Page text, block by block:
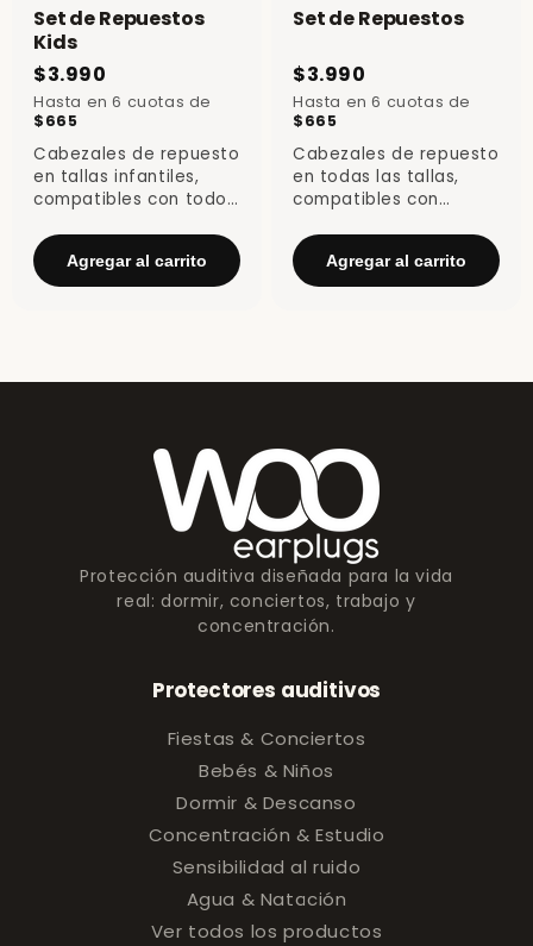
Set de Repuestos
Kids
$3.990
Hasta en 6 cuotas de
$665
Cabezales de repuesto
en tallas infantiles,
compatibles con todos
tapones Woo.
Agregar al carrito
Set de Repuestos
$3.990
Hasta en 6 cuotas de
$665
Cabezales de repuesto
en todas las tallas,
compatibles con
tapones Woo.
Agregar al carrito
Protección auditiva diseñada para la vida
real: dormir, conciertos, trabajo y
concentración.
Protectores auditivos
Fiestas & Conciertos
Bebés & Niños
Dormir & Descanso
Concentración & Estudio
Sensibilidad al ruido
Agua & Natación
Ver todos los productos